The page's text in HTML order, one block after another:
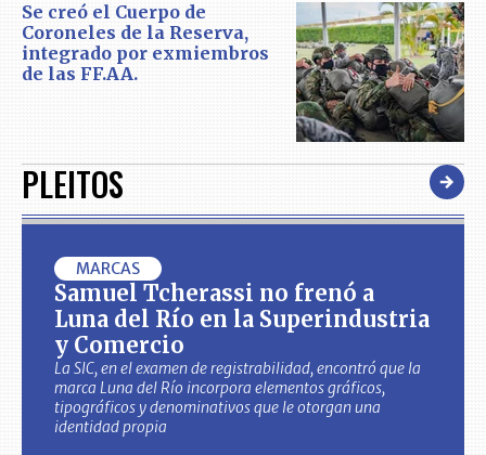
Se creó el Cuerpo de
Coroneles de la Reserva,
integrado por exmiembros
de las FF.AA.
PLEITOS
MARCAS
Samuel Tcherassi no frenó a
Luna del Río en la Superindustria
y Comercio
La SIC, en el examen de registrabilidad, encontró que la
marca Luna del Río incorpora elementos gráficos,
tipográficos y denominativos que le otorgan una
identidad propia